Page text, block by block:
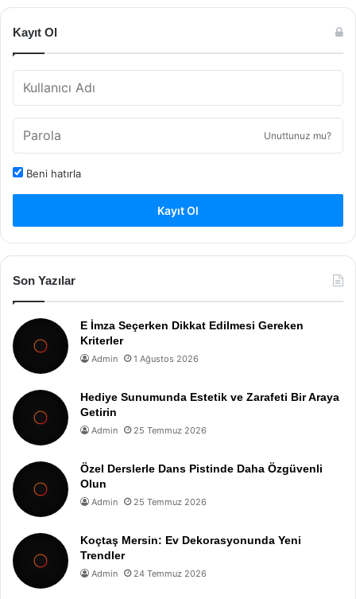
Kayıt Ol
Unuttunuz mu?
Beni hatırla
Kayıt Ol
Son Yazılar
E İmza Seçerken Dikkat Edilmesi Gereken
Kriterler
Admin 1 Ağustos 2026
Hediye Sunumunda Estetik ve Zarafeti Bir Araya
Getirin
Admin 25 Temmuz 2026
Özel Derslerle Dans Pistinde Daha Özgüvenli
Olun
Admin 25 Temmuz 2026
Koçtaş Mersin: Ev Dekorasyonunda Yeni
Trendler
Admin 24 Temmuz 2026